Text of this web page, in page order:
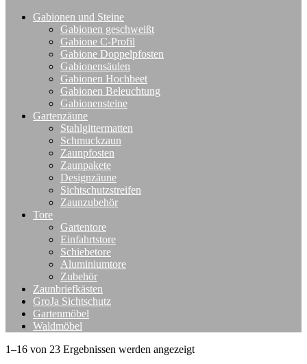
Gabionen und Steine
Gabionen geschweißt
Gabione C-Profil
Gabione Doppelpfosten
Gabionensäulen
Gabionen Hochbeet
Gabionen Beleuchtung
Gabionensteine
Gartenzäune
Stahlgittermatten
Schmuckzaun
Zaunpfosten
Zaunpakete
Designzäune
Sichtschutzstreifen
Zaunzubehör
Tore
Gartentore
Einfahrtstore
Schiebetore
Aluminiumtore
Zubehör
Zaunbriefkästen
GroJa Sichtschutz
Gartenmöbel
Waldmöbel
1–16 von 23 Ergebnissen werden angezeigt